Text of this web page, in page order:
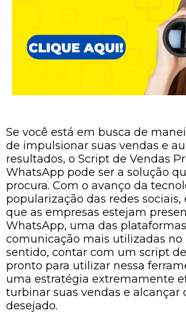
Se você está em busca de
de impulsionar suas vendas e
resultados, o Script de Vendas
WhatsApp pode ser a solução
procura. Com o avanço da
popularização das redes sociais,
que as empresas estejam
WhatsApp, uma das
comunicação mais utilizadas no
sentido, contar com um script
pronto para utilizar nessa
uma estratégia extremamente
turbinar suas vendas e alcançar
desejado.